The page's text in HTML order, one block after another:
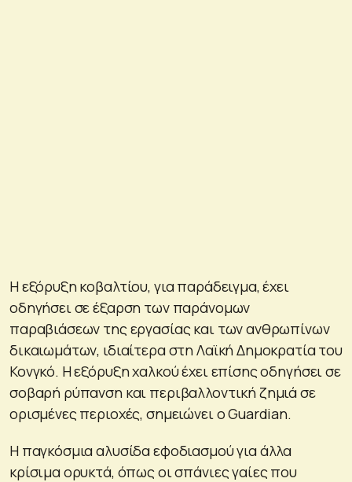
Η εξόρυξη κοβαλτίου, για παράδειγμα, έχει
οδηγήσει σε έξαρση των παράνομων
παραβιάσεων της εργασίας και των ανθρωπίνων
δικαιωμάτων, ιδιαίτερα στη Λαϊκή Δημοκρατία του
Κονγκό. Η εξόρυξη χαλκού έχει επίσης οδηγήσει σε
σοβαρή ρύπανση και περιβαλλοντική ζημιά σε
ορισμένες περιοχές, σημειώνει ο Guardian.
Η παγκόσμια αλυσίδα εφοδιασμού για άλλα
κρίσιμα ορυκτά, όπως οι σπάνιες γαίες που